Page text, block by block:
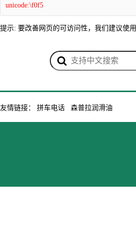
unicode:\f0f5
提示: 要改善网页的可访问性，我们建议使用
友情链接： 拼车电话 森普拉润滑油